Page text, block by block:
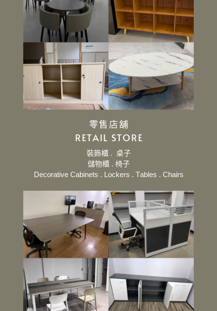
零售店舖
RETAIL STORE
裝飾櫃 . 桌子
儲物櫃 . 椅子
Decorative Cabinets . Lockers . Tables . Chairs